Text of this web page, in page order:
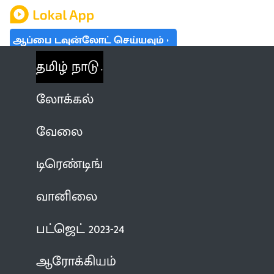
ஆப்பை டவுன்லோட் செய்யவும்
தமிழ் நாடு
லோக்கல்
வேலை
டிரெண்டிங்
வானிலை
பட்ஜெட் 2023-24
ஆரோக்கியம்